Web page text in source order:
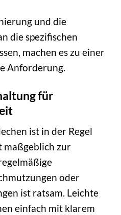
und die
die spezifischen
machen es zu einer
Anforderung.
für
ist in der Regel
maßgeblich zur
oder
ist ratsam. Leichte
einfach mit klarem